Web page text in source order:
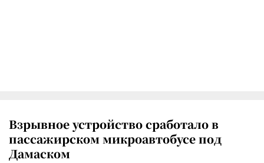
Взрывное устройство сработало в
пассажирском микроавтобусе под
Дамаском